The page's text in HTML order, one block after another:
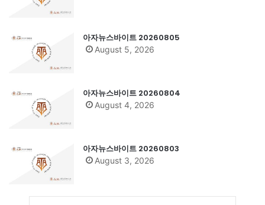
아자뉴스바이트 20260805
August 5, 2026
아자뉴스바이트 20260804
August 4, 2026
아자뉴스바이트 20260803
August 3, 2026